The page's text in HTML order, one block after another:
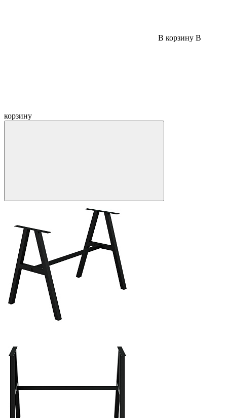
В корзину В
корзину